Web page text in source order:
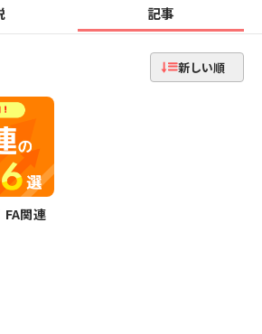
記事
新しい順
FA関連